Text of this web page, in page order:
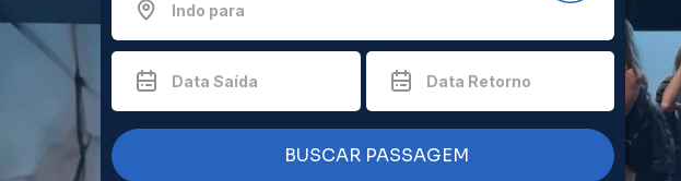
Indo para
Data Saída Data Retorno
BUSCAR PASSAGEM